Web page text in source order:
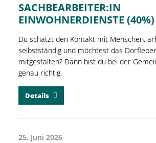
SACHBEARBEITER:IN
EINWOHNERDIENSTE (40%)
Du schätzt den Kontakt mit Menschen,
selbstständig und möchtest das
mitgestalten? Dann bist du bei der
genau richtig.
Details
25. Juni 2026